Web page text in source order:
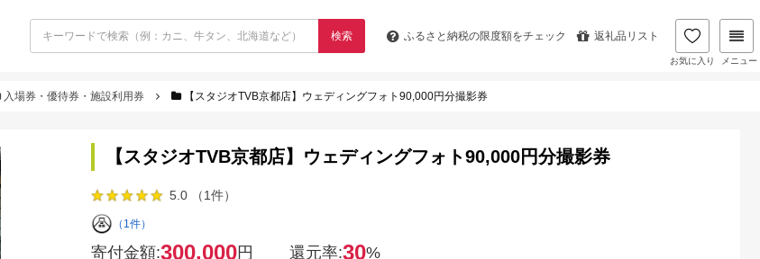
検索 ふるさと納税の限度額をチェック 返礼品リスト
お気に入り メニュー
入場券・優待券・施設利用券 【スタジオTVB京都店】ウェディングフォト90,000円分撮影券
【スタジオTVB京都店】ウェディングフォト90,000円分撮影券
5.0 （1件）
（1件）
寄付金額:300,000円 還元率:30%